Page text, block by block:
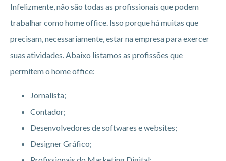
Infelizmente, não são todas as profissionais que podem
trabalhar como home office. Isso porque há muitas que
precisam, necessariamente, estar na empresa para exercer
suas atividades. Abaixo listamos as profissões que
permitem o home office:
Jornalista;
Contador;
Desenvolvedores de softwares e websites;
Designer Gráfico;